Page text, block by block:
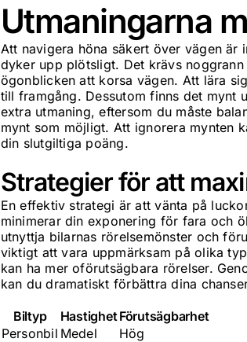
Utmaningarna
Att navigera höna säkert över vägen är
dyker upp plötsligt. Det krävs
ögonblicken att korsa vägen. Att lära
till framgång. Dessutom finns det mynt
extra utmaning, eftersom du måste
mynt som möjligt. Att ignorera mynten
din slutgiltiga poäng.
Strategier för att
En effektiv strategi är att vänta på
minimerar din exponering för fara och
utnyttja bilarnas rörelsemönster och
viktigt att vara uppmärksam på olika
kan ha mer oförutsägbara rörelser.
kan du dramatiskt förbättra dina
Biltyp HastighetFörutsägbarhet
Personbil Medel
Hög